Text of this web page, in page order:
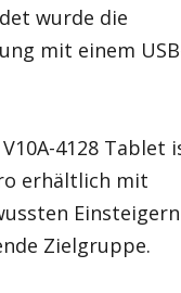
wurde die
mit einem
V10A-4128 Tablet
erhältlich mit
Zielgruppe.